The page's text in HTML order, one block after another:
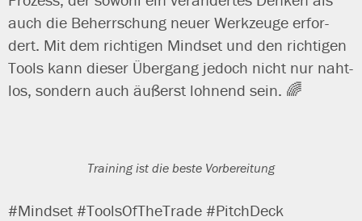
auch die Beherrschung neu­er Werkzeuge erfor­
dert. Mit dem rich­ti­gen Mindset und den rich­ti­gen
Tools kann die­ser Übergang jedoch nicht nur naht­
los, son­dern auch äußerst loh­nend sein. 🌈
Training ist die bes­te Vorbereitung
#Mindset #ToolsOfTheTrade #PitchDeck